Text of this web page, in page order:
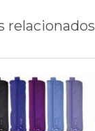
relacionados